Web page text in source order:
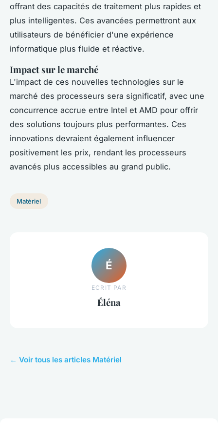
offrant des capacités de traitement plus rapides et
plus intelligentes. Ces avancées permettront aux
utilisateurs de bénéficier d'une expérience
informatique plus fluide et réactive.
Impact sur le marché
L'impact de ces nouvelles technologies sur le
marché des processeurs sera significatif, avec une
concurrence accrue entre Intel et AMD pour offrir
des solutions toujours plus performantes. Ces
innovations devraient également influencer
positivement les prix, rendant les processeurs
avancés plus accessibles au grand public.
Matériel
É
ECRIT PAR
Éléna
← Voir tous les articles Matériel